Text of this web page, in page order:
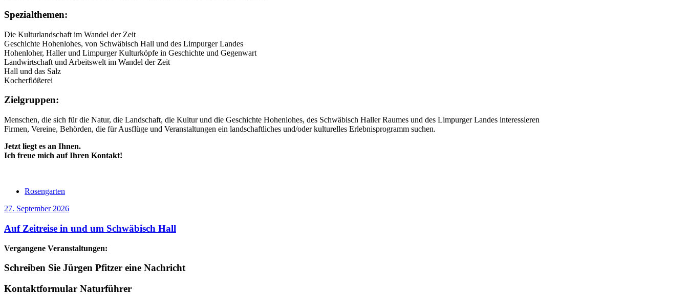
Spezialthemen:
Die Kulturlandschaft im Wandel der Zeit
Geschichte Hohenlohes, von Schwäbisch Hall und des Limpurger Landes
Hohenloher, Haller und Limpurger Kulturköpfe in Geschichte und Gegenwart
Landwirtschaft und Arbeitswelt im Wandel der Zeit
Hall und das Salz
Kocherflößerei
Zielgruppen:
Menschen, die sich für die Natur, die Landschaft, die Kultur und die Geschichte Hohenlohes, des Schwäbisch Haller Raumes und des Limpurger Landes interessieren
Firmen, Vereine, Behörden, die für Ausflüge und Veranstaltungen ein landschaftliches und/oder kulturelles Erlebnisprogramm suchen.
Jetzt liegt es an Ihnen.
Ich freue mich auf Ihren Kontakt!
Rosengarten
27. September 2026
Auf Zeitreise in und um Schwäbisch Hall
Vergangene Veranstaltungen:
Schreiben Sie Jürgen Pfitzer eine Nachricht
Kontaktformular Naturführer